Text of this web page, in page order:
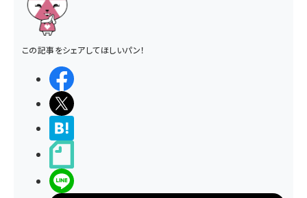
この記事をシェアしてほしいパン！